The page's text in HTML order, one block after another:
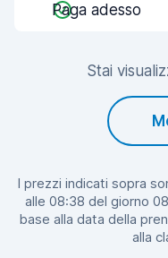
Paga adesso
Stai
I prezzi indicati sopra
alle 08:38 del giorno
base alla data della
alla